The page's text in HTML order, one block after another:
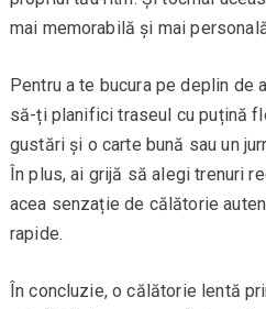
mai memorabilă și mai
Pentru a te bucura pe deplin de
să-ți planifici traseul cu puțină
gustări și o carte bună sau un
În plus, ai grijă să alegi trenuri
acea senzație de călătorie
rapide.
În concluzie, o călătorie lentă